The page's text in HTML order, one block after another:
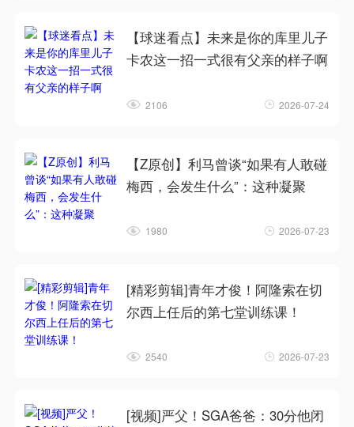
【球迷看点】未来是你的库里儿子
卡农这一招一式很有父亲的样子啊
2106 2026-07-24
【Z原创】利马曾谈“如果有人敢碰
梅西，会发生什么”：这种凝聚
1980 2026-07-23
[精彩剪辑]青年才俊！阿隆索在切
尔西上任后的第七堂训练课！
2540 2026-07-23
[视频]严父！SGA爸爸：30分他闭